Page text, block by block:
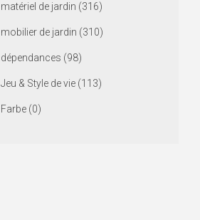
matériel de jardin (316)
mobilier de jardin (310)
dépendances (98)
Jeu & Style de vie (113)
Farbe (0)